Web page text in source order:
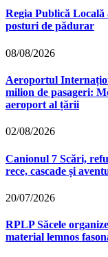
Regia Publică Locală
posturi de pădurar
08/08/2026
Aeroportul
milion de pasageri:
aeroport al țării
02/08/2026
Canionul 7 Scări,
rece, cascade și
20/07/2026
RPLP Săcele
material lemnos